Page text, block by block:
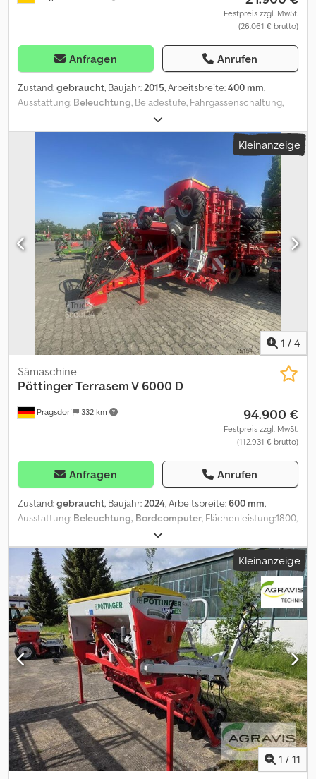
Festpreis zzgl. MwSt.
(26.061 € brutto)
Anfragen Anrufen
Zustand:gebraucht, Baujahr:2015, Arbeitsbreite:400 mm,
Ausstattung: Beleuchtung, Beladestufe, Fahrgassenschaltung,
Spuranreißer, Striegel, Getreideausrüstung_____4m Drillmaschine
mit Scheibenschare, Andruckrollen, Striegel, Bedienterminal, mit
Kreiselegge Lion 4002 mit Walze,Lagerort:Kunde Dcjdpfxjzkdpze
Kleinanzeige
1 / 4
Pragsdorf 332 km
Sämaschine
PöttingerTerrasem V 6000 D
94.900 €
Festpreis zzgl. MwSt.
(112.931 € brutto)
Anfragen Anrufen
Zustand:gebraucht, Baujahr:2024, Arbeitsbreite:600 mm,
Ausstattung: Beleuchtung, Bordcomputer, Flächenleistung:1800,
Beladestufe, Fahrgassenschaltung, Hydraulische Klappung,
Pneumatisch, Spuranreißer, Spurlockerer,
Vorlaufmarkierer_____Fahrwerk, hydr. klappbar, Spurlockerer,
Reifenpackerwalze,Scheibensektion, UL Anhängung, DL Bremse,
VA Markierer,Stützräder,Lagerort:Kunde Dcsdjzh R Iljpfx Afzsk
Kleinanzeige
1 / 11